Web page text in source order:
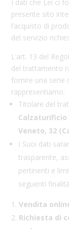
I dati che Lei ci
presente sito
l’acquisto di
del servizio
L’art. 13 del
del trattamento
fornire una serie
rappresentiamo.
Titolare del
Calzaturificio
Veneto, 32
I Suoi dati
trasparente,
pertinenti e
seguenti
Vendita
Richiesta di